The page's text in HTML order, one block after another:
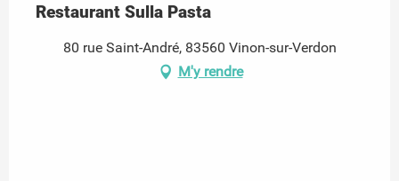
Restaurant Sulla Pasta
80 rue Saint-André, 83560 Vinon-sur-Verdon
M'y rendre